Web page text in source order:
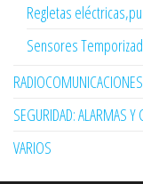
Regletas
Sensores
RADIOCOMUNICACIONES
SEGURIDAD: ALARMAS Y
VARIOS